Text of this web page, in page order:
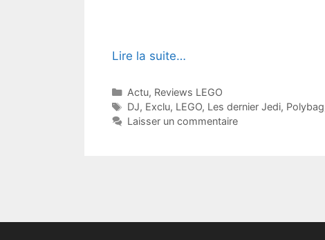
Lire la suite…
Catégories
Actu, Reviews LEGO
Étiquettes
DJ, Exclu, LEGO, Les dernier Jedi, Polybag
Laisser un commentaire